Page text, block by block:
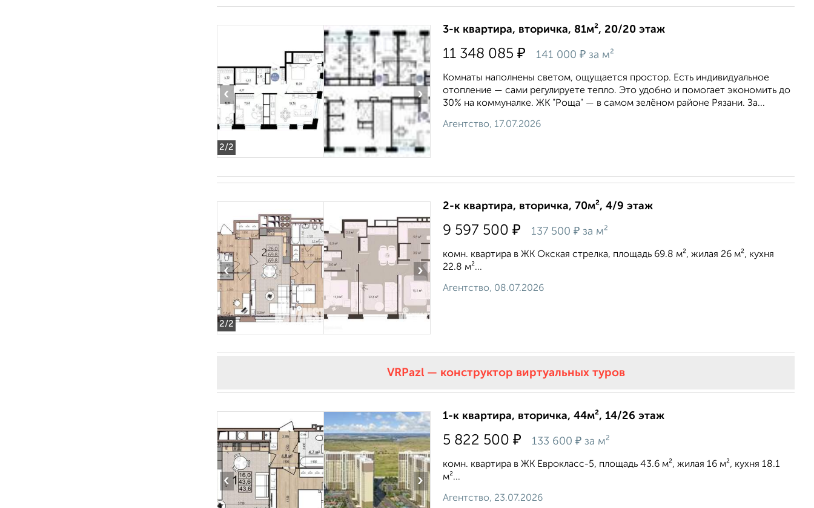
2/2
‹ ›
3-к квартира, вторичка, 81м², 20/20 этаж
11 348 085 ₽ 141 000 ₽ за м²
Комнаты наполнены светом, ощущается простор. Есть индивидуальное
отопление — сами регулируете тепло. Это удобно и помогает экономить до
30% на коммуналке. ЖК "Роща" — в самом зелёном районе Рязани. За...
Агентство, 17.07.2026
2/2
‹ ›
2-к квартира, вторичка, 70м², 4/9 этаж
9 597 500 ₽ 137 500 ₽ за м²
комн. квартира в ЖК Окская стрелка, площадь 69.8 м², жилая 26 м², кухня
22.8 м²...
Агентство, 08.07.2026
VRPazl — конструктор виртуальных туров
‹ ›
1-к квартира, вторичка, 44м², 14/26 этаж
5 822 500 ₽ 133 600 ₽ за м²
комн. квартира в ЖК Еврокласс-5, площадь 43.6 м², жилая 16 м², кухня 18.1
м²...
Агентство, 23.07.2026